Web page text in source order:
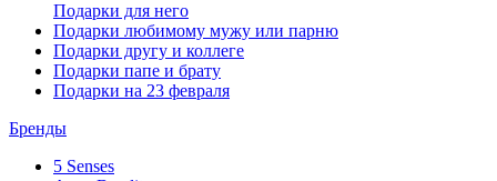
Подарки для него
Подарки любимому мужу или парню
Подарки другу и коллеге
Подарки папе и брату
Подарки на 23 февраля
Бренды
5 Senses